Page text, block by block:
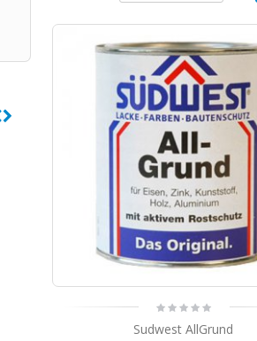
Sudwest AllGrund
Sigma S2U Primer
€ 57,82 Incl.BTW
Sikkens Rubbol Finura High Gloss
€ 49,99
€ 32,49Incl.BTW